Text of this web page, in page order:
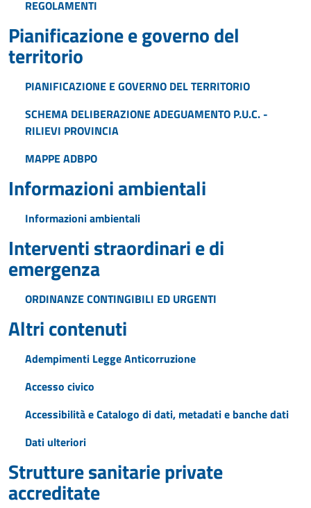
REGOLAMENTI
Pianificazione e governo del
territorio
PIANIFICAZIONE E GOVERNO DEL TERRITORIO
SCHEMA DELIBERAZIONE ADEGUAMENTO P.U.C. -
RILIEVI PROVINCIA
MAPPE ADBPO
Informazioni ambientali
Informazioni ambientali
Interventi straordinari e di
emergenza
ORDINANZE CONTINGIBILI ED URGENTI
Altri contenuti
Adempimenti Legge Anticorruzione
Accesso civico
Accessibilità e Catalogo di dati, metadati e banche dati
Dati ulteriori
Strutture sanitarie private
accreditate